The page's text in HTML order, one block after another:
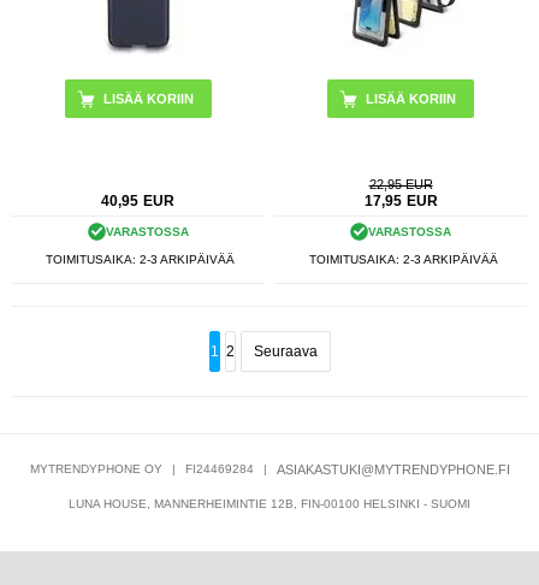
40,95 EUR
VARASTOSSA
TOIMITUSAIKA: 2-3 ARKIPÄIVÄÄ
22,95 EUR
17,95 EUR
VARASTOSSA
TOIMITUSAIKA: 2-3 ARKIPÄIVÄÄ
1 2 Seuraava
MYTRENDYPHONE OY | FI24469284 | ASIAKASTUKI@MYTRENDYPHONE.FI
LUNA HOUSE, MANNERHEIMINTIE 12B, FIN-00100 HELSINKI - SUOMI